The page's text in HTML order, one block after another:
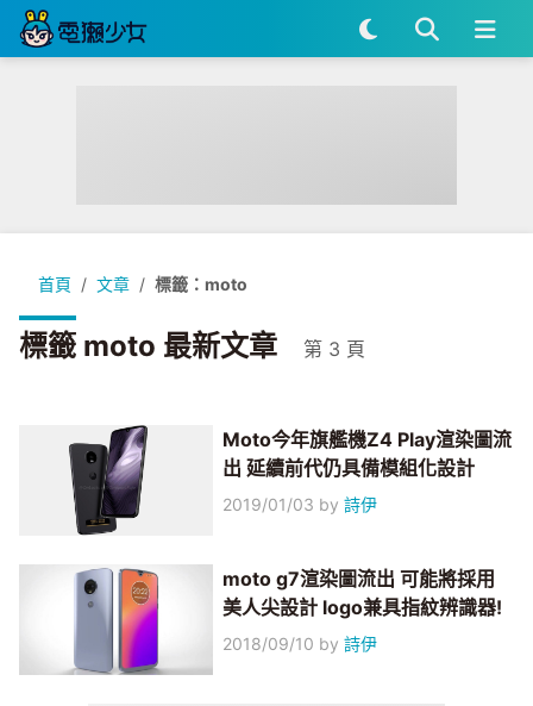
首頁 文章 標籤：moto
標籤 moto 最新文章 第 3 頁
Moto今年旗艦機Z4 Play渲染圖流
出 延續前代仍具備模組化設計
2019/01/03 by詩伊
moto g7渲染圖流出 可能將採用
美人尖設計 logo兼具指紋辨識器!
2018/09/10 by詩伊